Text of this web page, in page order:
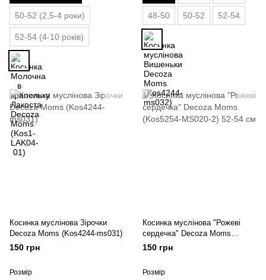
50-52 (2,5-4 роки)
52-54 (4-10 років)
48-50 50-52 52-54
Косинка муслінова Зірочки
Decoza Moms (Kos4244-ms031)
150 грн
Розмір
Косинка муслінова "Рожеві
сердечка" Decoza Moms
(Kos5254-MS020-2) 52-54 см
150 грн
Розмір